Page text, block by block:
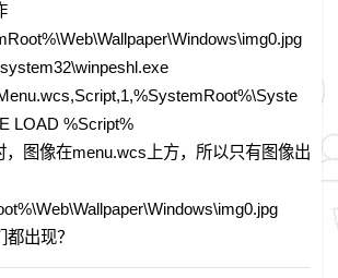
LOAD %Script%
，图像在menu.wcs上方，所以只有图像出
出现？